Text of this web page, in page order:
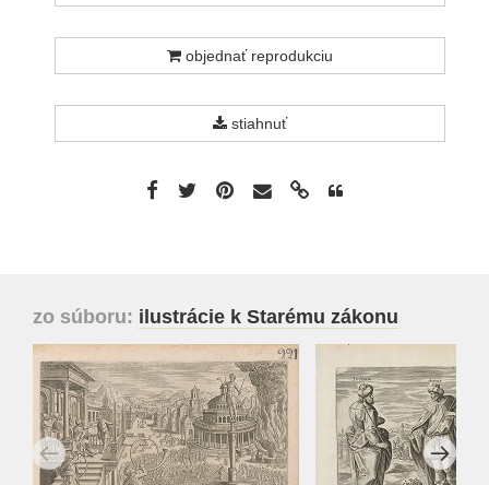
objednať reprodukciu
stiahnuť
zo súboru: ilustrácie k Starému zákonu